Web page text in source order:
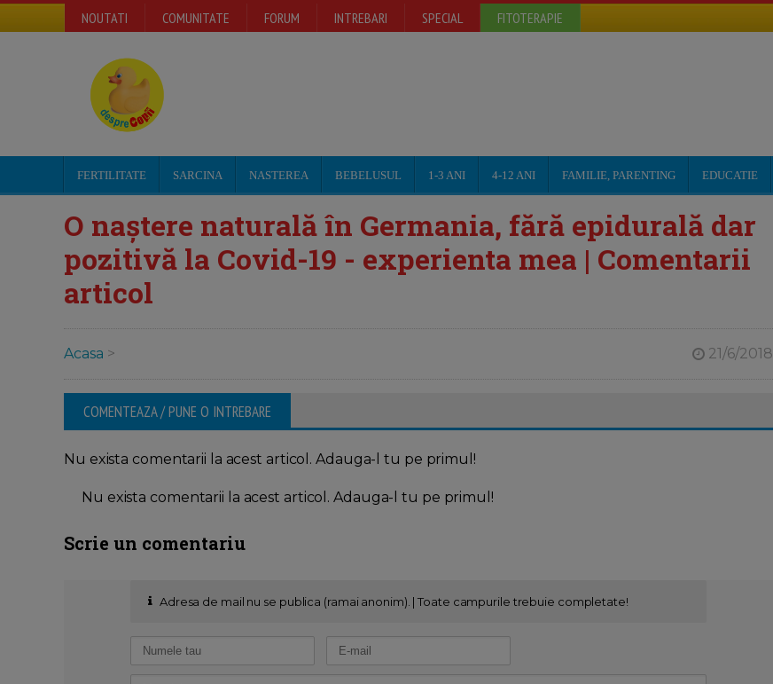
NOUTATI COMUNITATE FORUM INTREBARI SPECIAL FITOTERAPIE
FERTILITATE SARCINA NASTEREA BEBELUSUL 1-3 ANI 4-12 ANI FAMILIE, PARENTING EDUCATIE
O naștere naturală în Germania, fără epidurală dar
pozitivă la Covid-19 - experienta mea | Comentarii
articol
Acasa > 21/6/2018
COMENTEAZA / PUNE O INTREBARE
Nu exista comentarii la acest articol. Adauga-l tu pe primul!
Nu exista comentarii la acest articol. Adauga-l tu pe primul!
Scrie un comentariu
Adresa de mail nu se publica (ramai anonim). | Toate campurile trebuie completate!